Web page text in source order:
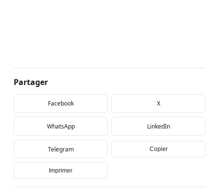
Partager
Facebook X
WhatsApp LinkedIn
Telegram Copier
Imprimer